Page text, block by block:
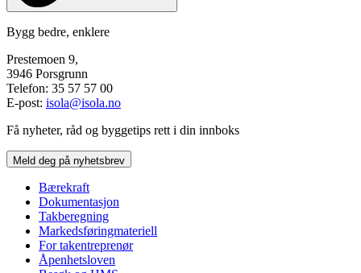
Bygg bedre, enklere
Prestemoen 9,
3946 Porsgrunn
Telefon: 35 57 57 00
E-post: isola@isola.no
Få nyheter, råd og byggetips rett i din innboks
Meld deg på nyhetsbrev
Bærekraft
Dokumentasjon
Takberegning
Markedsføringmateriell
For takentreprenør
Åpenhetsloven